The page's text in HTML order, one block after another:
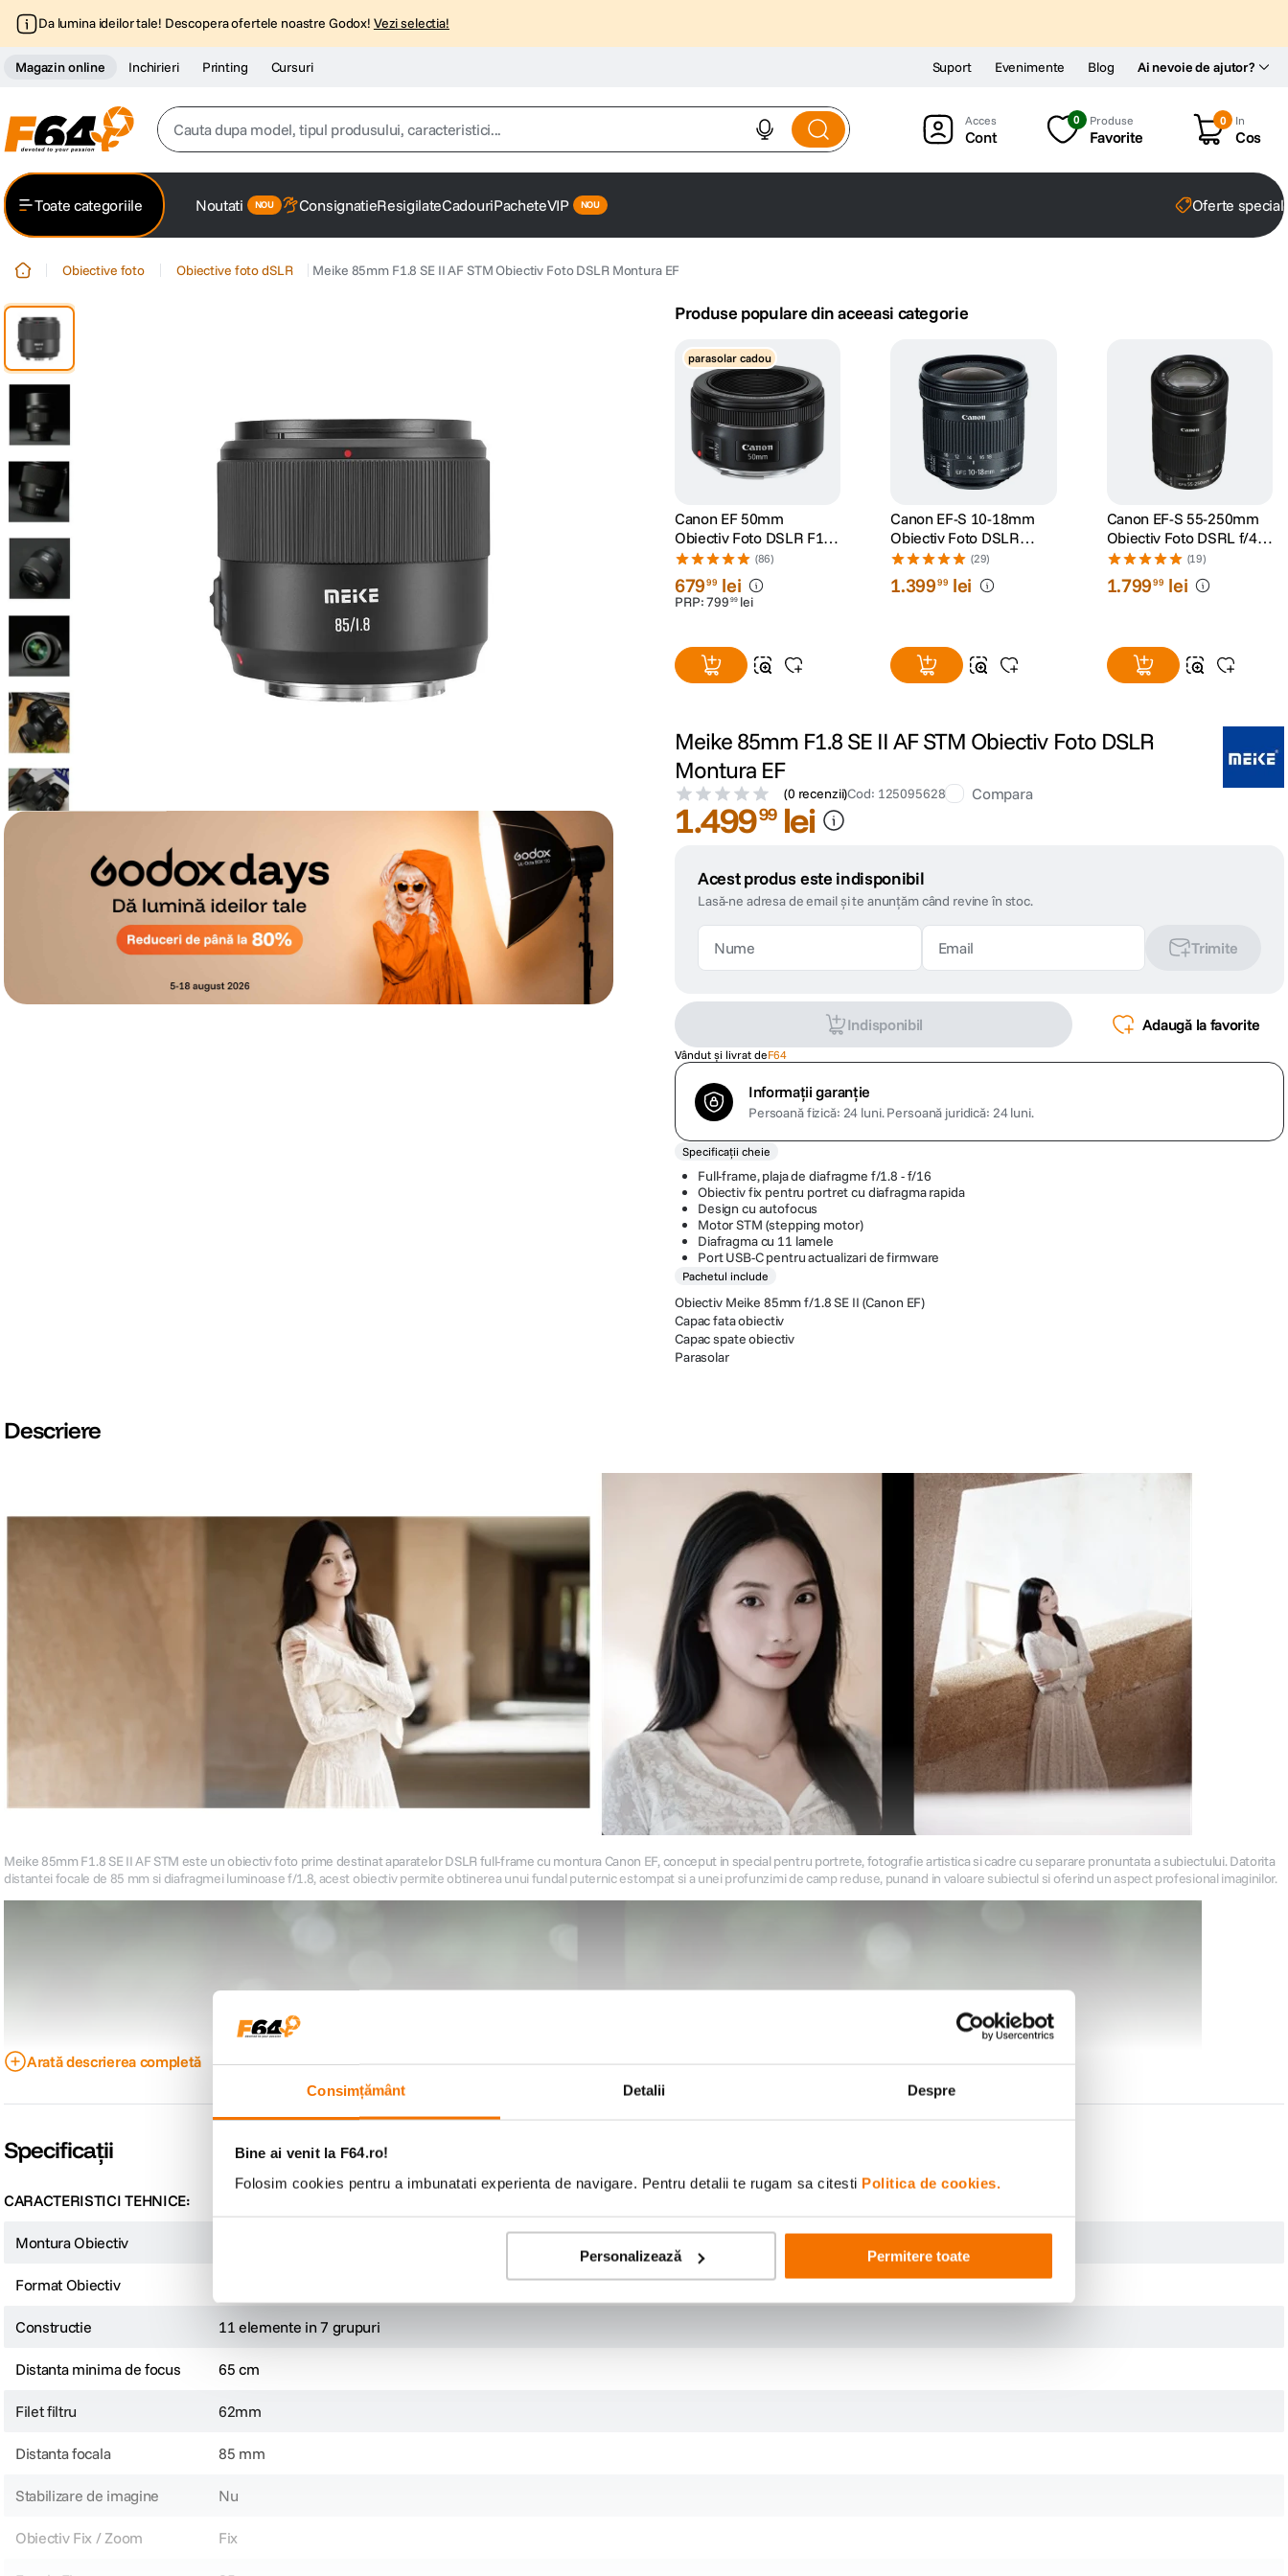
Consimțământ Detalii Despre
Bine ai venit la F64.ro!
Folosim cookies pentru a imbunatati experienta de navigare. Pentru detalii te rugam sa citesti Politica de cookies.
Personalizează Permitere toate
Da lumina ideilor tale! Descopera ofertele noastre Godox! Vezi selectia!
Magazin online Inchirieri Printing Cursuri Ai nevoie de ajutor?
Suport Evenimente Blog
Cauta dupa model, tipul produsului, caracteristici...
2. trepied
canon sx740 hs
lavaliera
insta 360
Cont
0 Produse
Favorite
0 In
Cos
Toate categoriile Noutati ConsignatieResigilateCadouriPacheteVIP Oferte
Obiective foto Obiective foto dSLR Meike 85mm F1.8 SE II AF STM Obiectiv Foto DSLR Montura EF
Produse populare din aceeasi categorie
parasolar cadou
Canon EF 50mm
Obiectiv Foto DSLR F1.8
STM
(86)
67999 lei
PRP:799 99 lei
Canon EF-S 10-18mm
Obiectiv Foto DSLR
F/4.5-5.6 IS STM
(29)
1.39999 lei
Canon EF-S 55-250mm
Obiectiv Foto DSRL f/4-
5.6 IS STM
(19)
1.79999 lei
Meike 85mm F1.8 SE II AF STM Obiectiv Foto DSLR
Montura EF
(0 recenzii)Cod: 125095628 Compara
1.49999 lei
Acest produs este indisponibil
Lasă-ne adresa de email și te anunțăm când revine în stoc.
Trimite
Indisponibil Adaugă la favorite
Vândut și livrat deF64
Informații garanție
Persoană fizică: 24 luni.Persoană juridică: 24 luni.
Specificații cheie
Full-frame, plaja de diafragme f/1.8 - f/16
Obiectiv fix pentru portret cu diafragma rapida
Design cu autofocus
Motor STM (stepping motor)
Diafragma cu 11 lamele
Port USB-C pentru actualizari de firmware
Pachetul include
Obiectiv Meike 85mm f/1.8 SE II (Canon EF)
Capac fata obiectiv
Capac spate obiectiv
Parasolar
Descriere
Meike 85mm F1.8 SE II AF STM este un obiectiv foto prime destinat aparatelor DSLR full-frame cu montura Canon EF, conceput in special pentru portrete, fotografie artistica si cadre cu separare pronuntata a subiectului. Datorita
distantei focale de 85 mm si diafragmei luminoase f/1.8, acest obiectiv permite obtinerea unui fundal puternic estompat si a unei profunzimi de camp reduse, punand in valoare subiectul si oferind un aspect profesional imaginilor.
Arată descrierea completă
Specificații
CARACTERISTICI TEHNICE:
Montura Obiectiv
Format Obiectiv
Constructie 11 elemente in 7 grupuri
Distanta minima de focus 65 cm
Filet filtru 62mm
Distanta focala 85 mm
Stabilizare de imagine Nu
Obiectiv Fix / Zoom Fix